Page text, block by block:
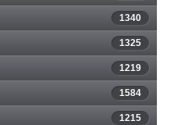
1340
1325
1219
1584
1215